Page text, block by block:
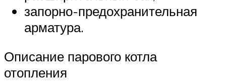
запорно-предохранительная
арматура.
Описание парового котла
отопления